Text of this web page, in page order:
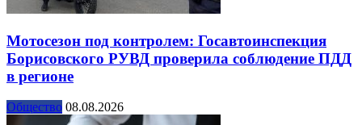
Мотосезон под контролем: Госавтоинспекция
Борисовского РУВД проверила соблюдение ПДД
в регионе
Общество 08.08.2026